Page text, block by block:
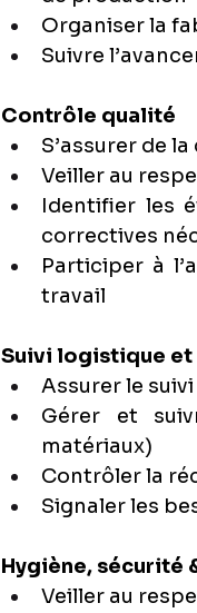
Organiser la
Suivre
Contrôle qualité
S’assurer de
Veiller au
Identifier les
correctives
Participer à
travail
Suivi logistique
Assurer le
Gérer et
matériaux)
Contrôler la
Signaler les
Hygiène, sécurité
Veiller au